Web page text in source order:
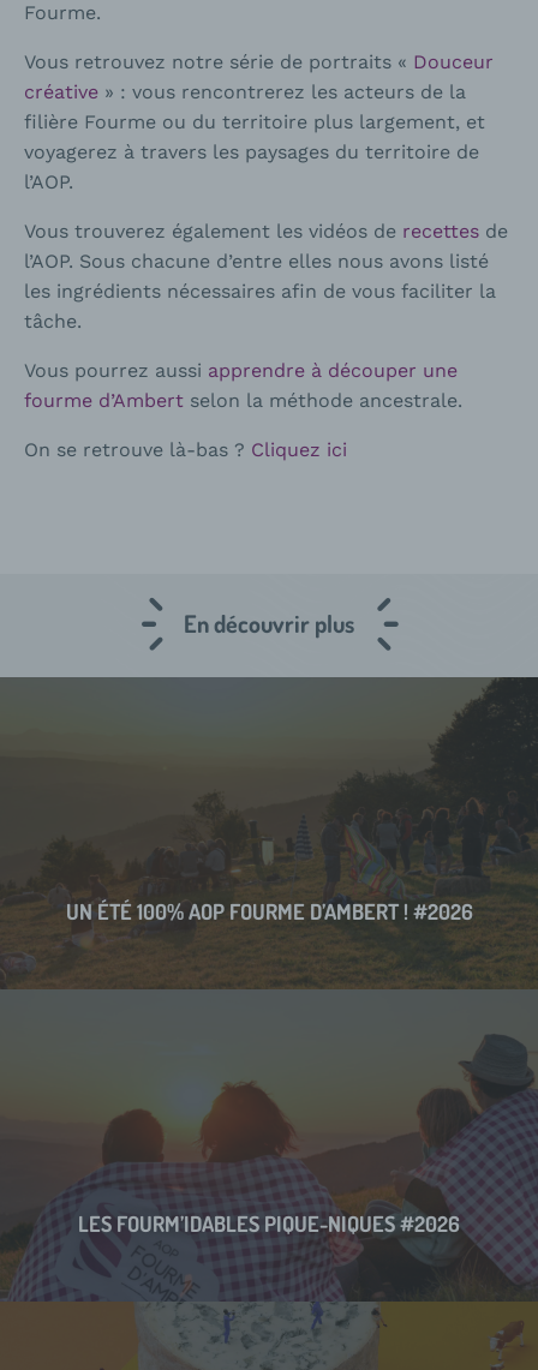
Fourme.
Vous retrouvez notre série de portraits « Douceur
créative » : vous rencontrerez les acteurs de la
filière Fourme ou du territoire plus largement, et
voyagerez à travers les paysages du territoire de
l’AOP.
Vous trouverez également les vidéos de recettes de
l’AOP. Sous chacune d’entre elles nous avons listé
les ingrédients nécessaires afin de vous faciliter la
tâche.
Vous pourrez aussi apprendre à découper une
fourme d’Ambert selon la méthode ancestrale.
On se retrouve là-bas ? Cliquez ici
En découvrir plus
UN ÉTÉ 100% AOP FOURME D’AMBERT ! #2026
LES FOURM’IDABLES PIQUE-NIQUES #2026